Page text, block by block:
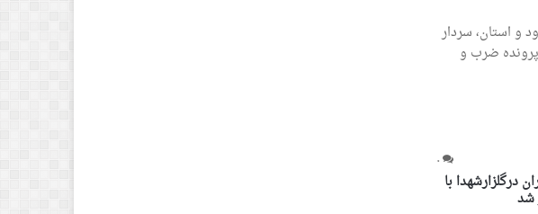
و استان، سردار
ضرب و
۰
درگلزارشهدا با
شد